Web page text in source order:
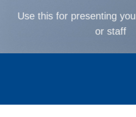
Use this for presenting
or staff